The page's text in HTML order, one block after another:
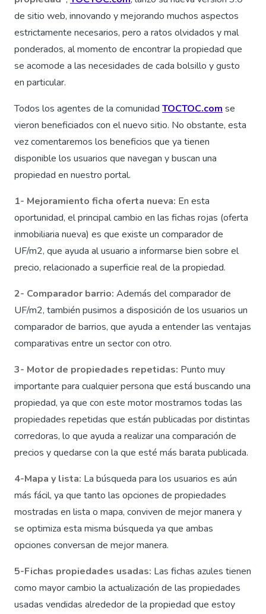
de sitio web, innovando y mejorando muchos aspectos
estrictamente necesarios, pero a ratos olvidados y mal
ponderados, al momento de encontrar la propiedad que
se acomode a las necesidades de cada bolsillo y gusto
en particular.
Todos los agentes de la comunidad TOCTOC.com se
vieron beneficiados con el nuevo sitio. No obstante, esta
vez comentaremos los beneficios que ya tienen
disponible los usuarios que navegan y buscan una
propiedad en nuestro portal.
1- Mejoramiento ficha oferta nueva: En esta
oportunidad, el principal cambio en las fichas rojas (oferta
inmobiliaria nueva) es que existe un comparador de
UF/m2, que ayuda al usuario a informarse bien sobre el
precio, relacionado a superficie real de la propiedad.
2- Comparador barrio: Además del comparador de
UF/m2, también pusimos a disposición de los usuarios un
comparador de barrios, que ayuda a entender las ventajas
comparativas entre un sector con otro.
3- Motor de propiedades repetidas: Punto muy
importante para cualquier persona que está buscando una
propiedad, ya que con este motor mostramos todas las
propiedades repetidas que están publicadas por distintas
corredoras, lo que ayuda a realizar una comparación de
precios y quedarse con la que esté más barata publicada.
4-Mapa y lista: La búsqueda para los usuarios es aún
más fácil, ya que tanto las opciones de propiedades
mostradas en lista o mapa, conviven de mejor manera y
se optimiza esta misma búsqueda ya que ambas
opciones conversan de mejor manera.
5-Fichas propiedades usadas: Las fichas azules tienen
como mayor cambio la actualización de las propiedades
usadas vendidas alrededor de la propiedad que estoy